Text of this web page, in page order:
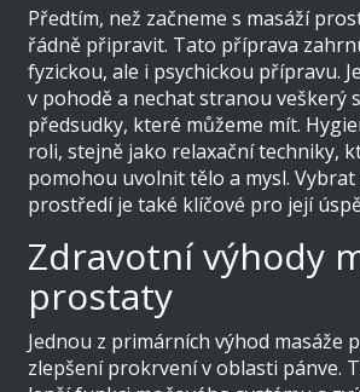
Předtím, než začneme s masáží
řádně připravit. Tato příprava
fyzickou, ale i psychickou přípravu.
v pohodě a nechat stranou veškerý
předsudky, které můžeme mít.
roli, stejně jako relaxační techniky,
pomohou uvolnit tělo a mysl. Vybrat
prostředí je také klíčové pro její
Zdravotní výhody
prostaty
Jednou z primárních výhod masáže
zlepšení prokrvení v oblasti pánve.